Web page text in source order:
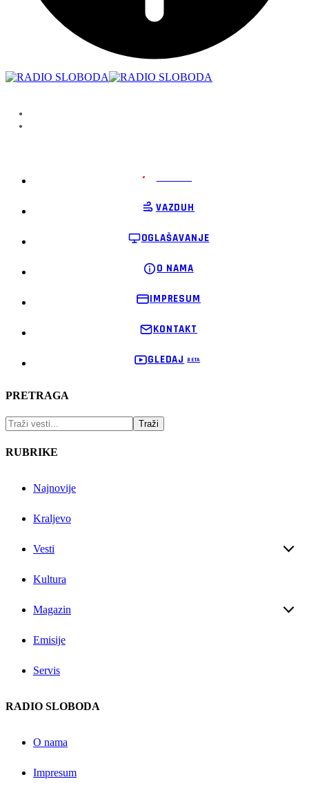
VAZDUH
OGLAŠAVANJE
O NAMA
IMPRESUM
KONTAKT
GLEDAJ
PRETRAGA
RUBRIKE
Najnovije
Kraljevo
Vesti
Kultura
Magazin
Emisije
Servis
RADIO SLOBODA
O nama
Impresum